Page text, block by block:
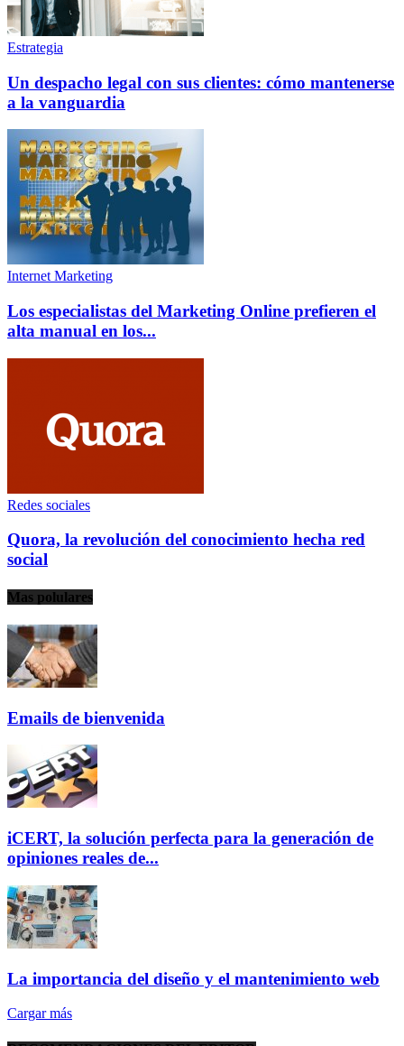
Estrategia
Un despacho legal con sus clientes: cómo mantenerse
a la vanguardia
Internet Marketing
Los especialistas del Marketing Online prefieren el
alta manual en los...
Redes sociales
Quora, la revolución del conocimiento hecha red
social
Mas polulares
Emails de bienvenida
iCERT, la solución perfecta para la generación de
opiniones reales de...
La importancia del diseño y el mantenimiento web
Cargar más